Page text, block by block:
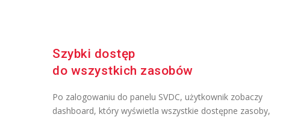
Szybki dostęp
do wszystkich zasobów
Po zalogowaniu do panelu SVDC, użytkownik zobaczy
dashboard, który wyświetla wszystkie dostępne zasoby,